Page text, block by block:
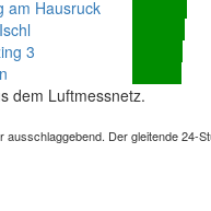
am Hausruck
3
dem Luftmessnetz.
Der gleitende 24-